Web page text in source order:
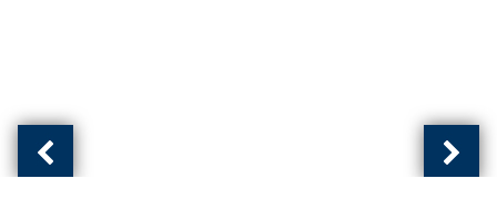
Vorherige